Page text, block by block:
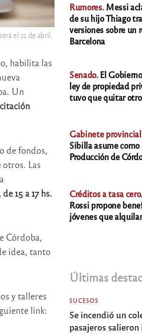
el 21 de abril.
habilita las
Un
de fondos,
Las
15 a 17 hs.
Córdoba,
idea, tanto
y talleres
link:
Rumores.Messi
de su hijo Thiago
versiones sobre un
Barcelona
Senado.El
ley de propiedad
tuvo que quitar
Gabinete
Sibilla asume
Producción de
Créditos a tasa cero.
Rossi propone
jóvenes que
Últimas
SUCESOS
Se incendió un
pasajeros salieron